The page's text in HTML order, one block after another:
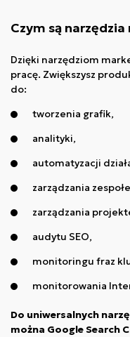
Czym są
Dzięki narzędziom
pracę. Zwiększysz
do:
tworzenia grafik,
analityki,
automatyzacji
zarządzania
zarządzania
audytu SEO,
monitoringu fraz
monitorowania
Do uniwersalnych
można Google Search